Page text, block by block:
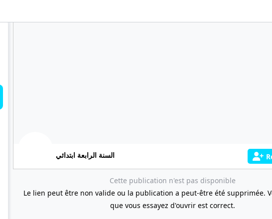
السنة الرابعة ابتدائي
Cette publication n'est pas disponible
Le lien peut être non valide ou la publication a peut-être été supprimée.
que vous essayez d'ouvrir est correct.